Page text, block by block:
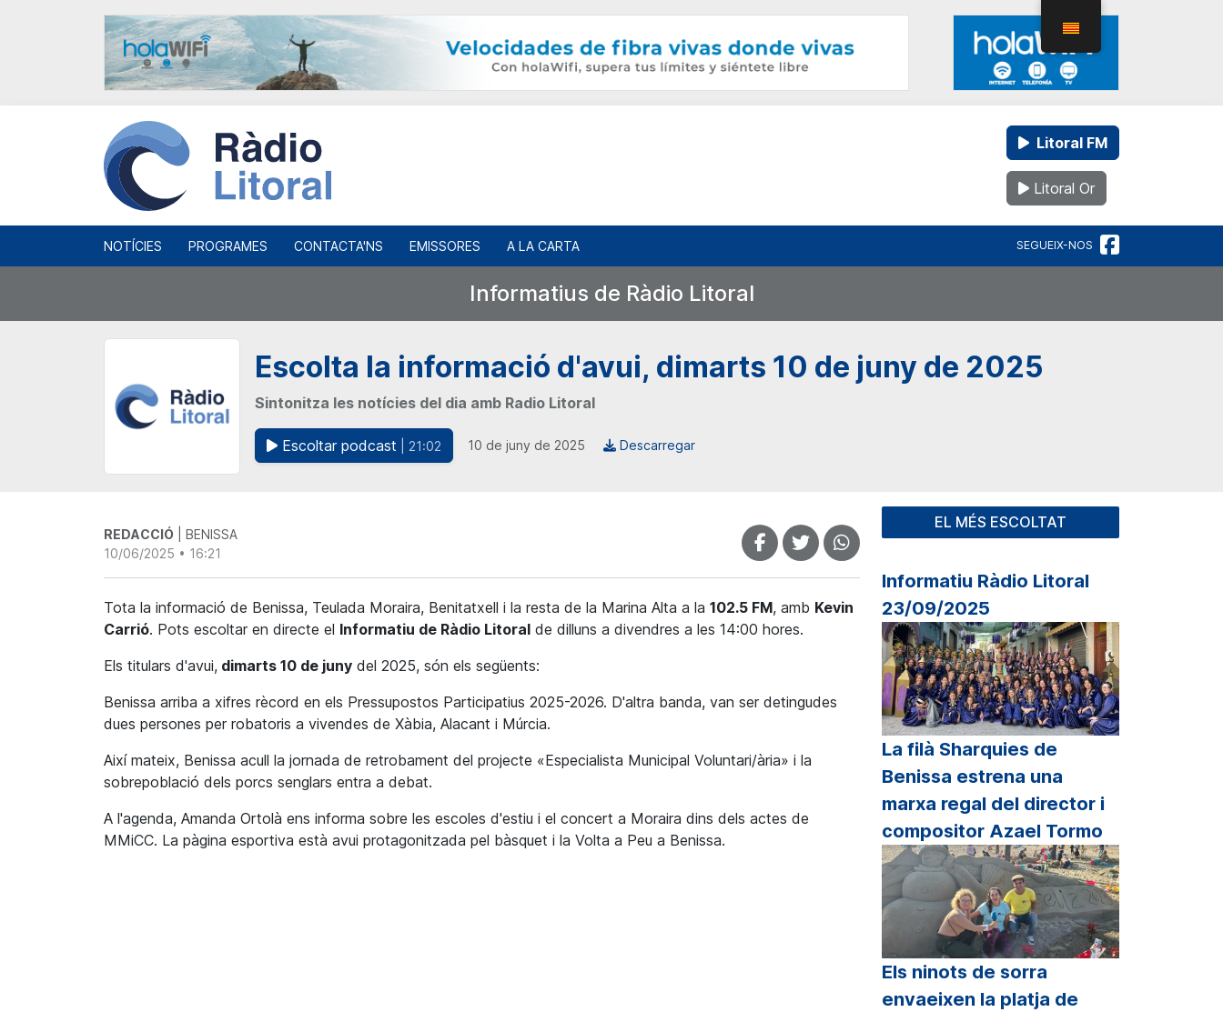
Litoral FM
Litoral Or
NOTÍCIES PROGRAMES CONTACTA'NS EMISSORES A LA CARTA SEGUEIX-NOS
Informatius de Ràdio Litoral
Escolta la informació d'avui, dimarts 10 de juny de 2025
Sintonitza les notícies del dia amb Radio Litoral
Escoltar podcast | 21:02 10 de juny de 2025 Descarregar
REDACCIÓ | BENISSA
10/06/2025 • 16:21
Tota la informació de Benissa, Teulada Moraira, Benitatxell i la resta de la Marina Alta a la 102.5 FM, amb Kevin
Carrió. Pots escoltar en directe el Informatiu de Ràdio Litoral de dilluns a divendres a les 14:00 hores.
Els titulars d'avui, dimarts 10 de juny del 2025, són els següents:
Benissa arriba a xifres rècord en els Pressupostos Participatius 2025-2026. D'altra banda, van ser detingudes
dues persones per robatoris a vivendes de Xàbia, Alacant i Múrcia.
Així mateix, Benissa acull la jornada de retrobament del projecte «Especialista Municipal Voluntari/ària» i la
sobrepoblació dels porcs senglars entra a debat.
A l'agenda, Amanda Ortolà ens informa sobre les escoles d'estiu i el concert a Moraira dins dels actes de
MMiCC. La pàgina esportiva està avui protagonitzada pel bàsquet i la Volta a Peu a Benissa.
EL MÉS ESCOLTAT
Informatiu Ràdio Litoral
23/09/2025
La filà Sharquies de
Benissa estrena una
marxa regal del director i
compositor Azael Tormo
Els ninots de sorra
envaeixen la platja de